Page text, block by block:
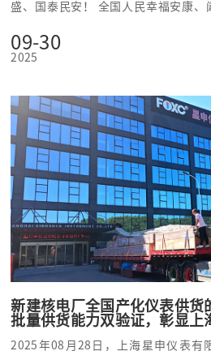
盛、国泰民安！ 全国人民幸福安康、
09-30
2025
新建核电厂全国产化仪表供
批量供货能力双验证，彰显上
2025年08月28日，上海星申仪表有